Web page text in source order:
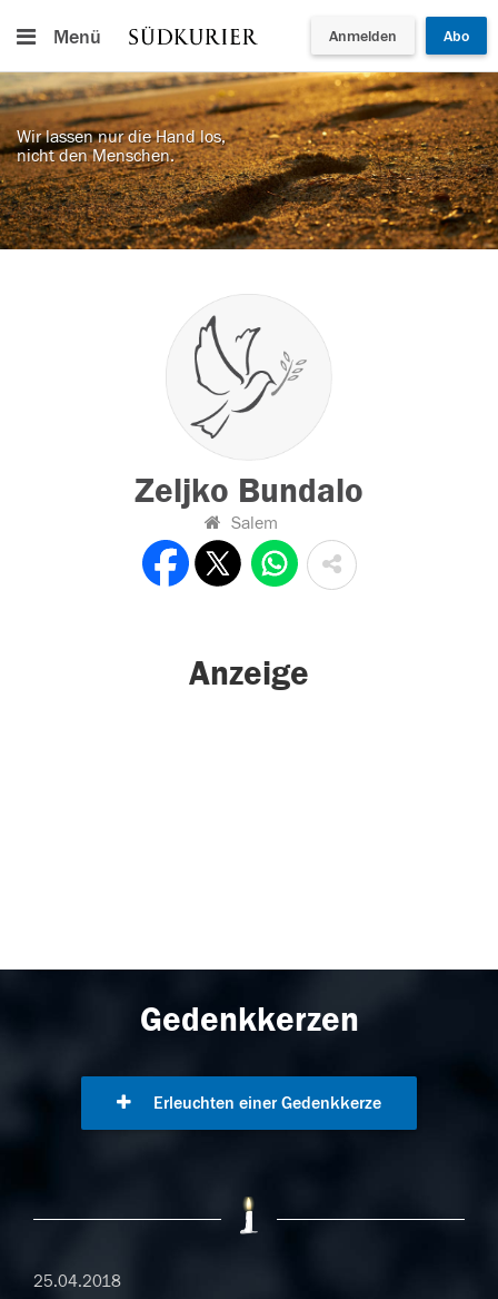
Menü Anmelden Abo
Wir lassen nur die Hand los,
nicht den Menschen.
Zeljko Bundalo
Salem
Anzeige
Gedenkkerzen
Erleuchten einer Gedenkkerze
25.04.2018